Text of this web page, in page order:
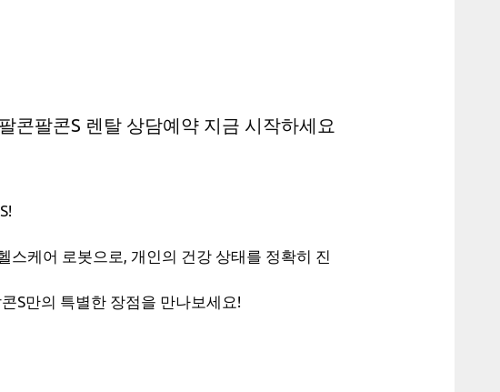
콘팔콘S 렌탈 상담예약 지금 시작하세요
스케어 로봇으로, 개인의 건강 상태를 정확히 진
S만의 특별한 장점을 만나보세요!